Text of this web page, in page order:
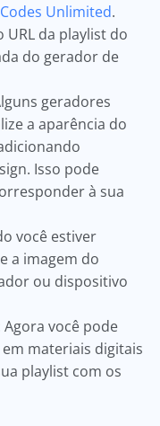
Unlimited.
URL da playlist do
do gerador de
geradores
a aparência do
Isso pode
à sua
você estiver
a imagem do
ou dispositivo
Agora você pode
materiais digitais
playlist com os